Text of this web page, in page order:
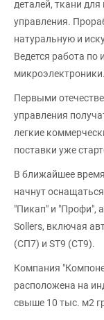
деталей, ткани
управления.
натуральную и
Ведется работа по
микроэлектроники.
Первыми
управления
легкие
поставки уже
В ближайшее
начнут
"Пикап" и "Профи",
Sollers, включая
(СП7) и ST9 (СТ9).
Компания
расположена на
свыше 10 тыс. м2